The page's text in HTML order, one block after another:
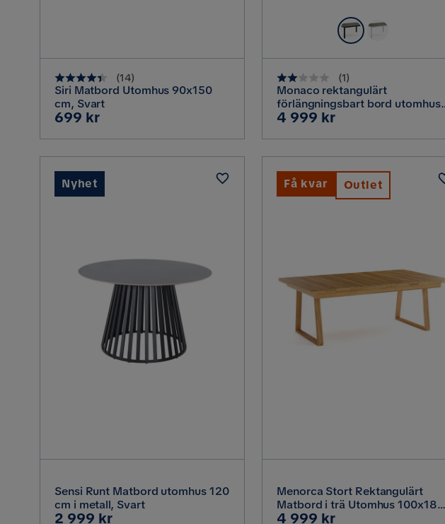
(14)
Siri Matbord Utomhus 90x150
cm, Svart
Pris
699 kr
(1)
Monaco rektangulärt
förlängningsbart bord utomhus
med iläggsskiva 150-250x90 cm
Svart/Grå
Pris
4 999 kr
Sensi Runt Matbord utomhus 120
cm i metall, Svart
Pris
2 999 kr
Nyhet
Menorca Stort Rektangulärt
Matbord i trä Utomhus 100x180
cm, Teak / Natur
Pris
4 999 kr
Få kvar Outlet